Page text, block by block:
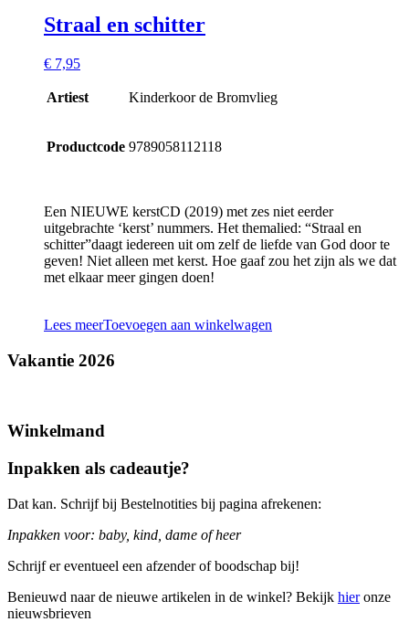
Straal en schitter
€ 7,95
Artiest Kinderkoor de Bromvlieg
Productcode 9789058112118
Een NIEUWE kerstCD (2019) met zes niet eerder
uitgebrachte ‘kerst’ nummers. Het themalied: “Straal en
schitter”daagt iedereen uit om zelf de liefde van God door te
geven! Niet alleen met kerst. Hoe gaaf zou het zijn als we dat
met elkaar meer gingen doen!
Lees meerToevoegen aan winkelwagen
Vakantie 2026
Winkelmand
Inpakken als cadeautje?
Dat kan. Schrijf bij Bestelnotities bij pagina afrekenen:
Inpakken voor: baby, kind, dame of heer
Schrijf er eventueel een afzender of boodschap bij!
Benieuwd naar de nieuwe artikelen in de winkel? Bekijk hieronze
nieuwsbrieven